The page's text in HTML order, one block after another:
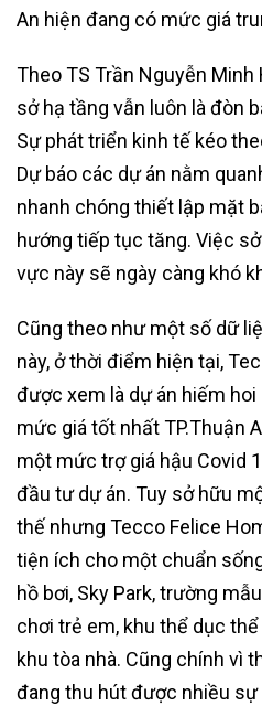
An hiện đang có mức giá
Theo TS Trần Nguyễn
sở hạ tầng vẫn luôn là đòn
Sự phát triển kinh tế kéo
Dự báo các dự án nằm
nhanh chóng thiết lập mặt
hướng tiếp tục tăng. Việc
vực này sẽ ngày càng khó
Cũng theo như một số dữ
này, ở thời điểm hiện tại,
được xem là dự án hiếm
mức giá tốt nhất TP.Thuận
một mức trợ giá hậu Covid
đầu tư dự án. Tuy sở hữu
thế nhưng Tecco Felice
tiện ích cho một chuẩn
hồ bơi, Sky Park, trường
chơi trẻ em, khu thể dục
khu tòa nhà. Cũng chính vì
đang thu hút được nhiều